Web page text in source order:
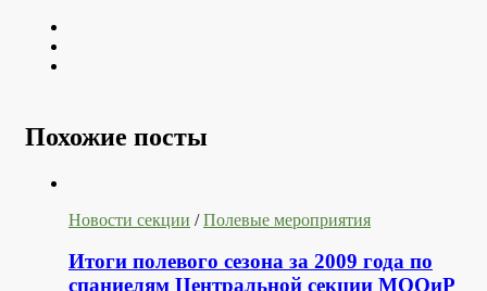
Похожие посты
Новости секции /Полевые мероприятия
Итоги полевого сезона за 2009 года по
спаниелям Центральной секции МООиР